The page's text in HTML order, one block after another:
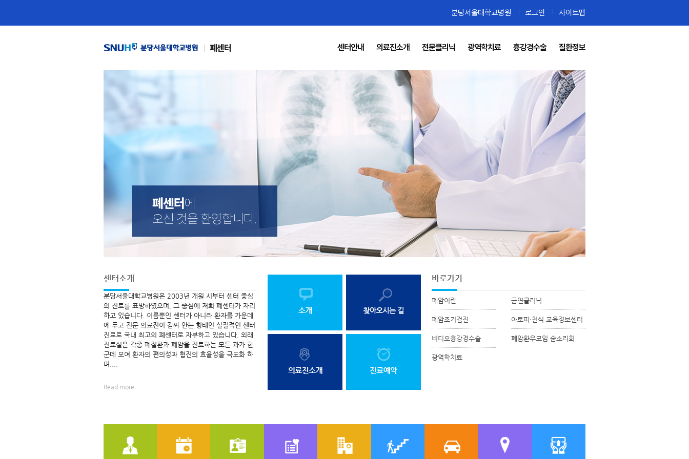
폐센터
분당서울대학교병원 로그인 사이트맵
센터안내 의료진소개 전문클리닉 광역학치료 흉강경수술 질환정보
폐센터에
오신 것을 환영합니다.
센터소개
분당서울대학교병원은 2003년 개원 시부터 센터 중심
의 진료를 표방하였으며, 그 중심에 저희 폐센터가 자리
하고 있습니다. 이름뿐인 센터가 아니라 환자를 가운데
에 두고 전문 의료진이 감싸 안는 형태인 실질적인 센터
진료로 국내 최고의 폐센터로 자부하고 있습니다. 외래
진료실은 각종 폐질환과 폐암을 진료하는 모든 과가 한
군데 모여 환자의 편의성과 협진의 효율성을 극도화 하
며....
Read more
바로가기
폐암이란
폐암조기검진
비디오흉강경수술
광역학치료
금연클리닉
아토피·천식 교육정보센터
폐암환우모임 숨소리회